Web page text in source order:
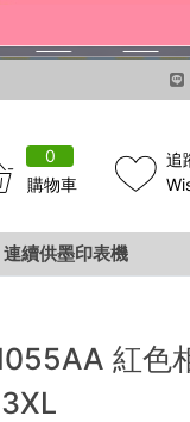
0
購物車
追
連續供墨印表機
紅色